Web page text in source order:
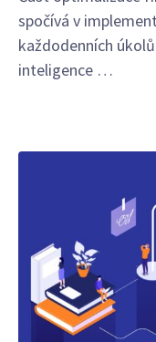
spočívá v
každodenních
inteligence …